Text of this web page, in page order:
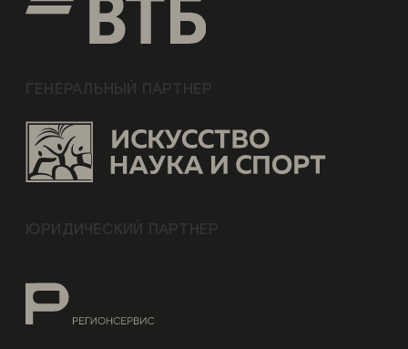
ГЕНЕРАЛЬНЫЙ ПАРТНЕР
ЮРИДИЧЕСКИЙ ПАРТНЕР